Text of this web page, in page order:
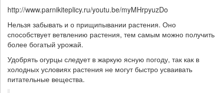
http://www.parnikiteplicy.ru/youtu.be/myMHrpyuzDo
Нельзя забывать и о прищипывании растения. Оно
способствует ветвлению растения, тем самым можно получить
более богатый урожай.
Удобрять огурцы следует в жаркую ясную погоду, так как в
холодных условиях растения не могут быстро усваивать
питательные вещества.